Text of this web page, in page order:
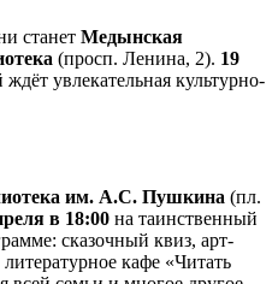
станет Медынская
(просп. Ленина, 2). 19
ждёт увлекательная культурно-
им. А.С. Пушкина (пл.
в 18:00 на таинственный
сказочный квиз, арт-
кафе «Читать